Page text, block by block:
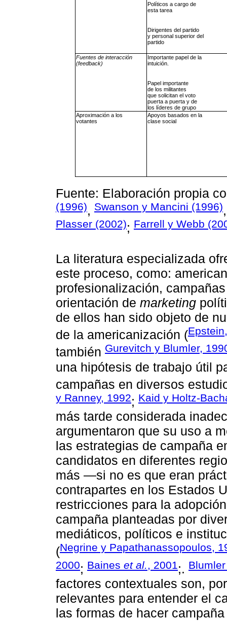
Políticos a cargo de
esta tarea
Dirigentes del partido
y personal superior del
partido
Fuentes de interacción
(feedback)
Importante papel de la
intuición.
Papel importante
de los militantes
que solicitan el voto
puerta a puerta y de
los líderes de grupo
Aproximación a los
votantes
Apoyos basados en la
clase social
Fuente: Elaboración propia
(1996), Swanson y Mancini (1996)
Plasser (2002); Farrell y Webb
La literatura especializada
este proceso, como:
profesionalización,
orientación de marketing
de ellos han sido objeto de
de la americanización (
también Gurevitch y Blumler,
una hipótesis de trabajo útil
campañas en diversos
y Ranney, 1992; Kaid y Holtz-
más tarde considerada
argumentaron que su uso a
las estrategias de campaña
candidatos en diferentes
más —si no es que eran
contrapartes en los Estados
restricciones para la
campaña planteadas por
mediáticos, políticos e
(Negrine y Papathanassopoulos,
2000; Baines et al., 2001;.
factores contextuales son,
relevantes para entender el
las formas de hacer